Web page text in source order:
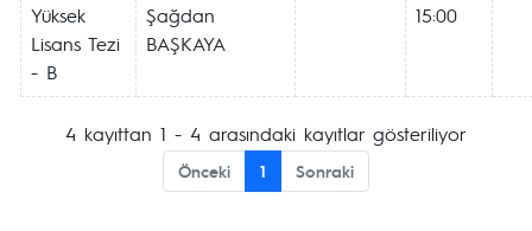
Yüksek
Lisans Tezi
- B
Şağdan
BAŞKAYA
15:00
4 kayıttan 1 - 4 arasındaki kayıtlar gösteriliyor
Önceki 1 Sonraki